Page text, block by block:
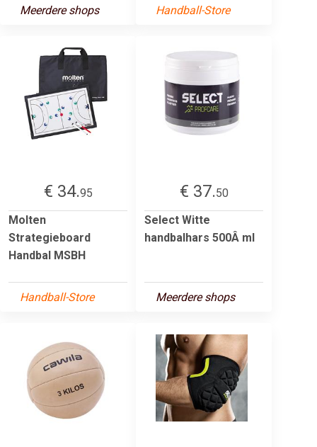
Meerdere shops Handball-Store
€ 34.95
Molten
Strategieboard
Handbal MSBH
Handball-Store
€ 37.50
Select Witte
handbalhars 500Â ml
Meerdere shops